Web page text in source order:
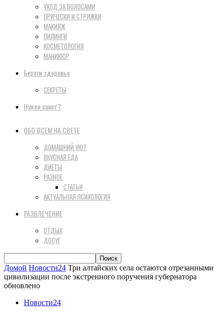
УХОД ЗА ВОЛОСАМИ
ПРИЧЕСКИ И СТРИЖКИ
МАКИЯЖ
ПИЛИНГИ
КОСМЕТОЛОГИЯ
МАНИКЮР
Береги здоровье
СЕКРЕТЫ
Нужен совет?
ОБО ВСЕМ НА СВЕТЕ
ДОМАШНИЙ УЮТ
ВКУСНАЯ ЕДА
ДИЕТЫ
РАЗНОЕ
СТАТЬИ
АКТУАЛЬНАЯ ПСИХОЛОГИЯ
РАЗВЛЕЧЕНИЕ
ОТДЫХ
ДОСУГ
Домой Новости24 Три алтайских села остаются отрезанными
цивилизации после экстренного поручения губернатора
обновлено
Новости24